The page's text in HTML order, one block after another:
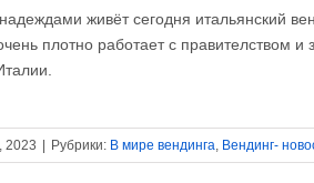
живёт сегодня итальянский
плотно работает с правителством и
2023 Рубрики: В мире вендинга, Вендинг-